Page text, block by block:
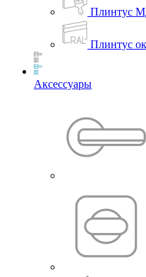
Плинтус
Плинтус
Аксессуары